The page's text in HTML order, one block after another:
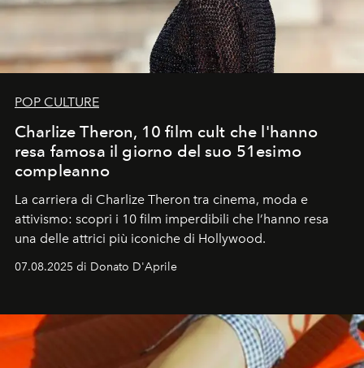
POP CULTURE
Charlize Theron, 10 film cult che l'hanno
resa famosa il giorno del suo 51esimo
compleanno
La carriera di Charlize Theron tra cinema, moda e
attivismo: scopri i 10 film imperdibili che l’hanno resa
una delle attrici più iconiche di Hollywood.
07.08.2025 di Donato D'Aprile